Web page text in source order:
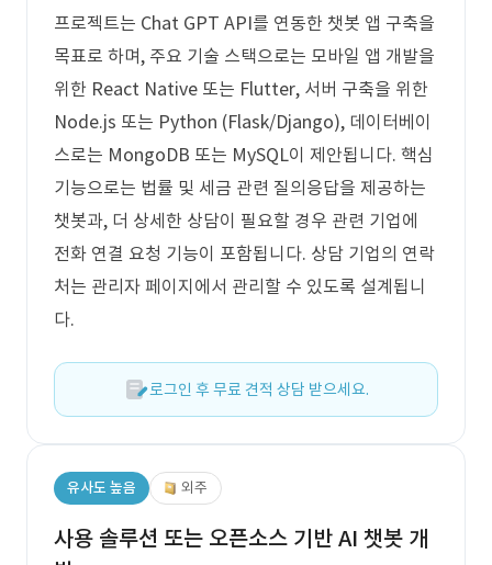
프로젝트는 Chat GPT API를 연동한 챗봇 앱 구축을
목표로 하며, 주요 기술 스택으로는 모바일 앱 개발을
위한 React Native 또는 Flutter, 서버 구축을 위한
Node.js 또는 Python (Flask/Django), 데이터베이
스로는 MongoDB 또는 MySQL이 제안됩니다. 핵심
기능으로는 법률 및 세금 관련 질의응답을 제공하는
챗봇과, 더 상세한 상담이 필요할 경우 관련 기업에
전화 연결 요청 기능이 포함됩니다. 상담 기업의 연락
처는 관리자 페이지에서 관리할 수 있도록 설계됩니
다.
로그인 후 무료 견적 상담 받으세요.
유사도 높음 외주
사용 솔루션 또는 오픈소스 기반 AI 챗봇 개